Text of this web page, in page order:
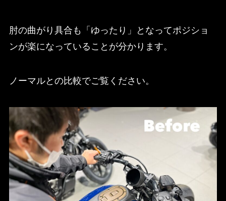
肘の曲がり具合も「ゆったり」となってポジショ
ンが楽になっていることが分かります。
ノーマルとの比較でご覧ください。